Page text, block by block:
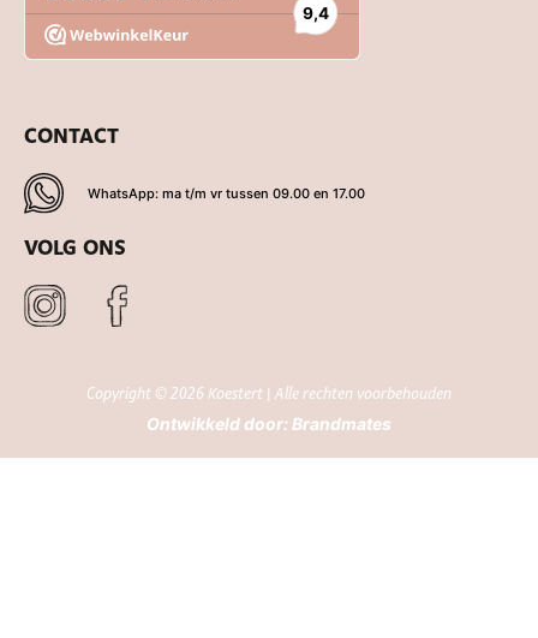
CONTACT
WhatsApp: ma t/m vr tussen 09.00 en 17.00
VOLG ONS
Copyright © 2026 Koestert | Alle rechten voorbehouden
Ontwikkeld door: Brandmates